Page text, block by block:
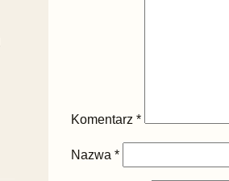
Komentarz *
Nazwa *